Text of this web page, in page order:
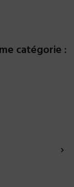
catégorie :
